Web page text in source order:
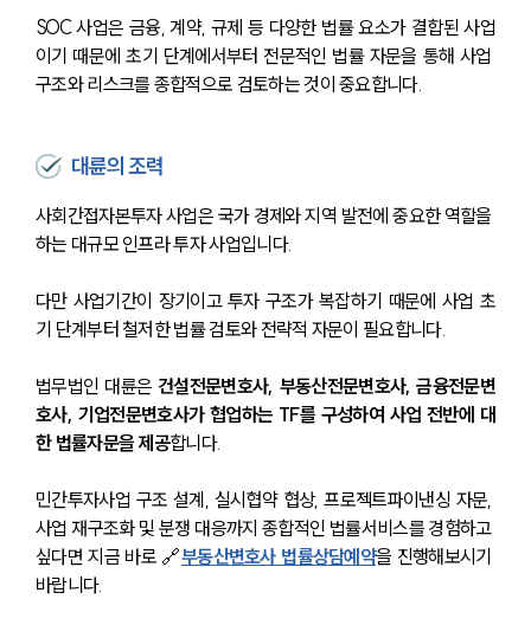
SOC 사업은 금융, 계약, 규제 등 다양한 법률 요소가 결합된 사업
이기 때문에 초기 단계에서부터 전문적인 법률 자문을 통해 사업
구조와 리스크를 종합적으로 검토하는 것이 중요합니다.
대륜의 조력
사회간접자본투자 사업은 국가 경제와 지역 발전에 중요한 역할을
하는 대규모 인프라 투자 사업입니다.
다만 사업기간이 장기이고 투자 구조가 복잡하기 때문에 사업 초
기 단계부터 철저한 법률 검토와 전략적 자문이 필요합니다.
법무법인 대륜은 건설전문변호사, 부동산전문변호사, 금융전문변
호사, 기업전문변호사가 협업하는 TF를 구성하여 사업 전반에 대
한 법률자문을 제공합니다.
민간투자사업 구조 설계, 실시협약 협상, 프로젝트파이낸싱 자문,
사업 재구조화 및 분쟁 대응까지 종합적인 법률서비스를 경험하고
싶다면 지금 바로 🔗부동산변호사 법률상담예약을 진행해보시기
바랍니다.